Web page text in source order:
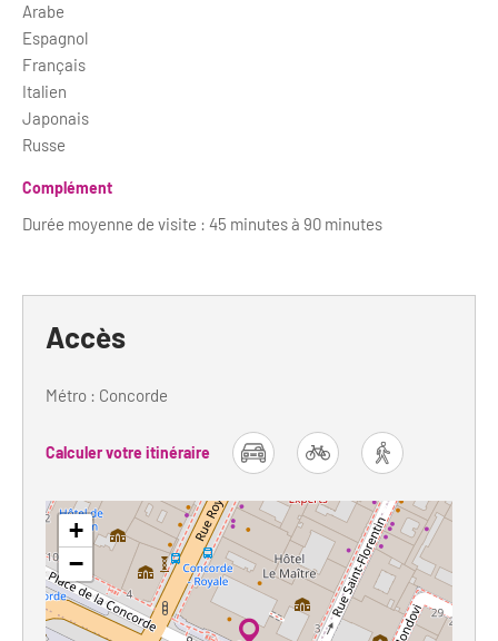
Arabe
Espagnol
Français
Italien
Japonais
Russe
Complément
Durée moyenne de visite : 45 minutes à 90 minutes
Accès
Métro : Concorde
Calculer votre itinéraire
car bike foot
+
−